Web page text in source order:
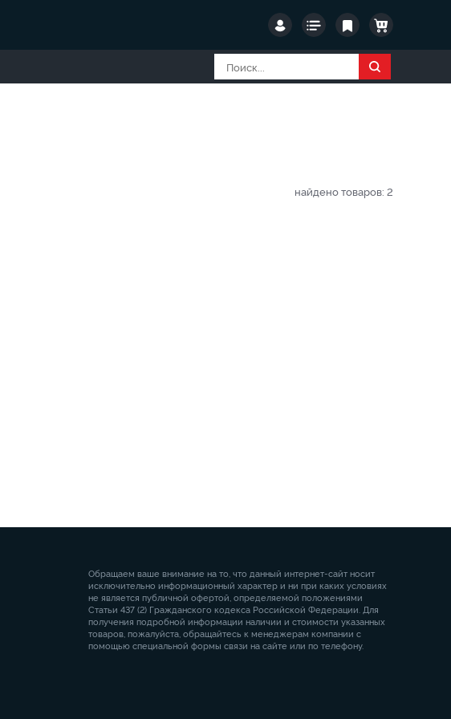
найдено товаров: 2
Обращаем ваше внимание на то, что данный интернет-сайт носит
исключительно информационный характер и ни при каких условиях
не является публичной офертой, определяемой положениями
Статьи 437 (2) Гражданского кодекса Российской Федерации. Для
получения подробной информации наличии и стоимости указанных
товаров, пожалуйста, обращайтесь к менеджерам компании с
помощью специальной формы связи на сайте или по телефону.